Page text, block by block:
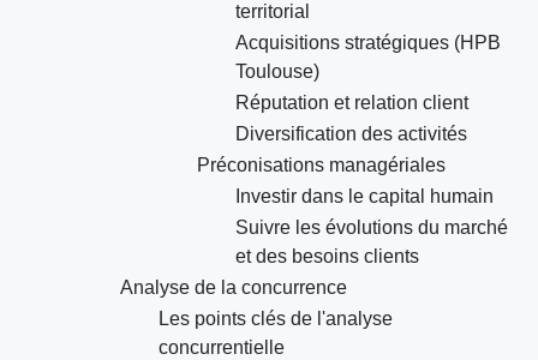
territorial
Acquisitions stratégiques (HPB
Toulouse)
Réputation et relation client
Diversification des activités
Préconisations managériales
Investir dans le capital humain
Suivre les évolutions du marché
et des besoins clients
Analyse de la concurrence
Les points clés de l'analyse
concurrentielle